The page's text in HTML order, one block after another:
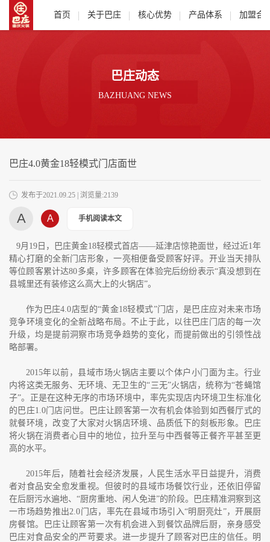
首页 关于巴庄 核心优势 产品体系 加盟合
巴庄动态
BAZHUANG NEWS
巴庄4.0黄金18轻模式门店面世
发布于2021.09.25 | 浏览量:2139
A A 手机阅读本文
9月19日，巴庄黄金18轻模式首店——延津店惊艳面世，经过近1年
精心打磨的全新门店形象，一亮相便备受顾客好评。开业当天排队
等位顾客累计达80多桌，许多顾客在体验完后纷纷表示“真没想到在
县城里还有装修这么高大上的火锅店”。
作为巴庄4.0店型的“黄金18轻模式”门店，是巴庄应对未来市场
竞争环境变化的全新战略布局。不止于此，以往巴庄门店的每一次
升级，均是提前洞察市场竞争趋势的变化，而提前做出的引领性战
略部署。
2015年以前，县域市场火锅店主要以个体户小门面为主。行业
内将这类无服务、无环境、无卫生的“三无”火锅店，统称为“苍蝇馆
子”。
正是在这种无序的市场环境中，率先实现店内环境卫生标准化
的巴庄1.0门店问世。巴庄让顾客第一次有机会体验到如西餐厅式的
就餐环境，改变了大家对火锅店环境、品质低下的刻板形象。巴庄
将火锅在消费者心目中的地位，拉升至与中西餐等正餐齐平甚至更
高的水平。
2015年后，随着社会经济发展，人民生活水平日益提升，消费
者对食品安全愈发重视。但彼时的县域市场餐饮行业，还依旧停留
在后厨污水遍地、“厨房重地、闲人免进”的阶段。
巴庄精准洞察到这
一市场趋势推出2.0门店，率先在县域市场引入“明厨亮灶”，开展厨
房餐馆。巴庄让顾客第一次有机会进入到餐饮品牌后厨，亲身感受
巴庄对食品安全的严苛要求。进一步提升了顾客对巴庄的信任。明